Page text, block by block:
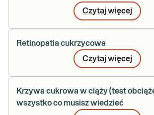
Czytaj więcej
Retinopatia cukrzycowa
Czytaj więcej
Krzywa cukrowa w ciąży (test
wszystko co musisz wiedzieć